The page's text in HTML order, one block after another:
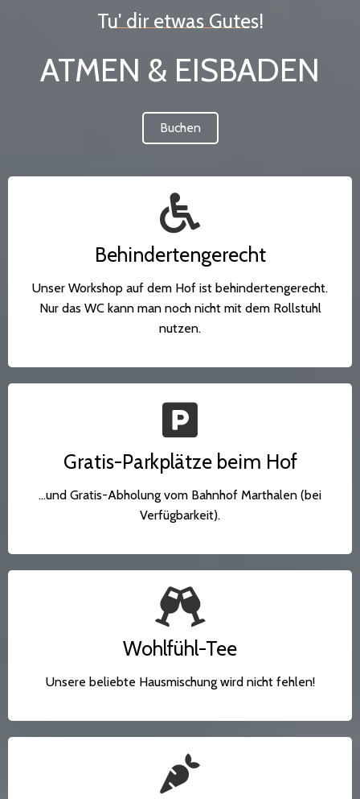
Tu' dir etwas Gutes!
ATMEN & EISBADEN
Buchen
Behindertengerecht
Unser Workshop auf dem Hof ist behindertengerecht.
Nur das WC kann man noch nicht mit dem Rollstuhl
nutzen.
Gratis-Parkplätze beim Hof
...und Gratis-Abholung vom Bahnhof Marthalen (bei
Verfügbarkeit).
Wohlfühl-Tee
Unsere beliebte Hausmischung wird nicht fehlen!